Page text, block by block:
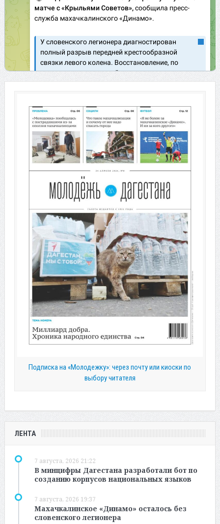
Подписка на «Молодежку»: через почту или киоски по
выбору читателя
ЛЕНТА
7 августа, 2026 21:22
В минцифры Дагестана разработали бот по
созданию корпусов национальных языков
7 августа, 2026 19:37
Махачкалинское «Динамо» осталось без
словенского легионера